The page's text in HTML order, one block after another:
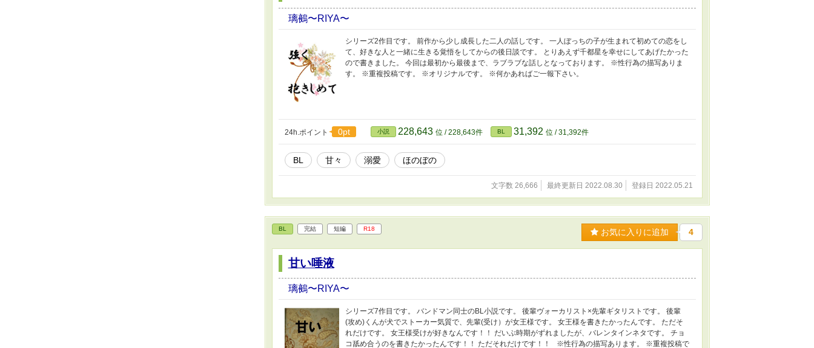
璃鵺〜RIYA〜
シリーズ2作目です。 前作から少し成長した二人の話しです。 一人ぼっちの子が生まれて初めての恋をし
て、好きな人と一緒に生きる覚悟をしてからの後日談です。 とりあえず千都星を幸せにしてあげたかった
ので書きました。 今回は最初から最後まで、ラブラブな話しとなっております。 ※性行為の描写ありま
す。 ※重複投稿です。 ※オリジナルです。 ※何かあればご一報下さい。
24h.ポイント 0pt 小説 228,643 位 / 228,643件 BL 31,392 位 / 31,392件
BL 甘々 溺愛 ほのぼの
文字数 26,666 最終更新日 2022.08.30 登録日 2022.05.21
BL 完結 短編 R18 お気に入りに追加 4
甘い唾液
璃鵺〜RIYA〜
シリーズ7作目です。 バンドマン同士のBL小説です。 後輩ヴォーカリスト×先輩ギタリストです。 後輩
(攻め)くんが犬でストーカー気質で、先輩(受け）が女王様です。 女王様を書きたかったんです。 ただそ
れだけです。 女王様受けが好きなんです！！ だいぶ時期がずれましたが、バレンタインネタです。 チョ
コ舐め合うのを書きたかったんです！！ ただそれだけです！！ ※性行為の描写あります。 ※重複投稿で